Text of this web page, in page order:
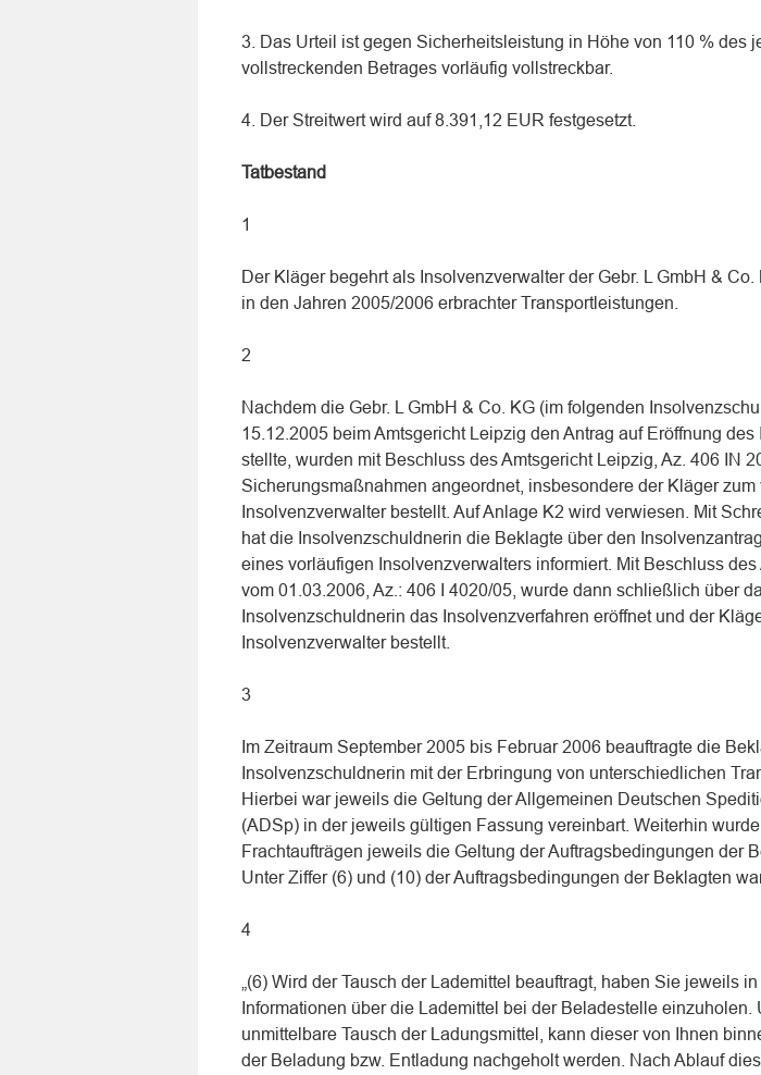
3. Das Urteil ist gegen Sicherheitsleistung in Höhe von 110 % des
vollstreckenden Betrages vorläufig vollstreckbar.
4. Der Streitwert wird auf 8.391,12 EUR festgesetzt.
Tatbestand
1
Der Kläger begehrt als Insolvenzverwalter der Gebr. L GmbH &
in den Jahren 2005/2006 erbrachter Transportleistungen.
2
Nachdem die Gebr. L GmbH & Co. KG (im folgenden
15.12.2005 beim Amtsgericht Leipzig den Antrag auf Eröffnung
stellte, wurden mit Beschluss des Amtsgericht Leipzig, Az. 406 IN
Sicherungsmaßnahmen angeordnet, insbesondere der Kläger zum
Insolvenzverwalter bestellt. Auf Anlage K2 wird verwiesen. Mit
hat die Insolvenzschuldnerin die Beklagte über den
eines vorläufigen Insolvenzverwalters informiert. Mit Beschluss
vom 01.03.2006, Az.: 406 I 4020/05, wurde dann schließlich über
Insolvenzschuldnerin das Insolvenzverfahren eröffnet und der
Insolvenzverwalter bestellt.
3
Im Zeitraum September 2005 bis Februar 2006 beauftragte die
Insolvenzschuldnerin mit der Erbringung von unterschiedlichen
Hierbei war jeweils die Geltung der Allgemeinen Deutschen
(ADSp) in der jeweils gültigen Fassung vereinbart. Weiterhin
Frachtaufträgen jeweils die Geltung der Auftragsbedingungen der
Unter Ziffer (6) und (10) der Auftragsbedingungen der Beklagten
4
„(6) Wird der Tausch der Lademittel beauftragt, haben Sie jeweils
Informationen über die Lademittel bei der Beladestelle einzuholen.
unmittelbare Tausch der Ladungsmittel, kann dieser von Ihnen
der Beladung bzw. Entladung nachgeholt werden. Nach Ablauf